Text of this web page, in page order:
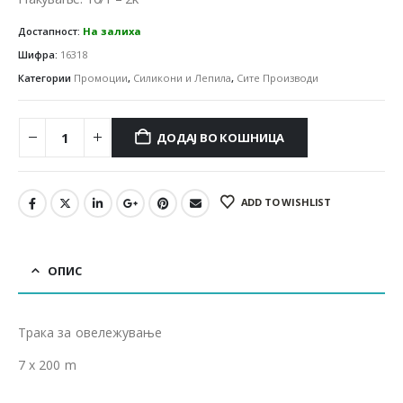
Достапност: На залиха
Шифра: 16318
Категории Промоции, Силикони и Лепила, Сите Производи
ДОДАЈ ВО КОШНИЦА
ADD TO WISHLIST
ОПИС
Трака за овележување
7 x 200 m